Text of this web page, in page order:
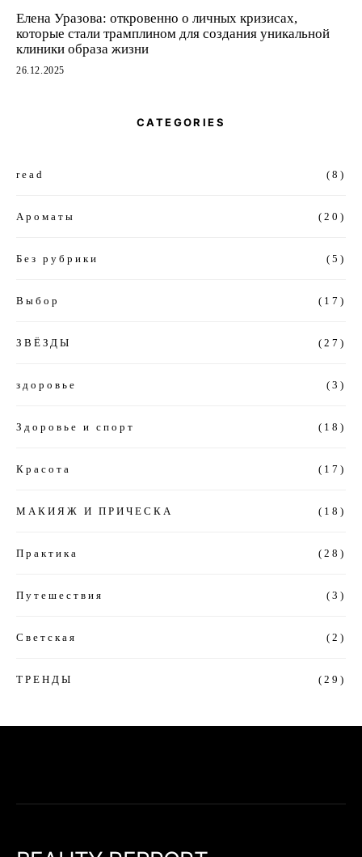
Елена Уразова: откровенно о личных кризисах,
которые стали трамплином для создания уникальной
клиники образа жизни
26.12.2025
CATEGORIES
read (8)
Ароматы (20)
Без рубрики (5)
Выбор (17)
ЗВЁЗДЫ (27)
здоровье (3)
Здоровье и спорт (18)
Красота (17)
МАКИЯЖ И ПРИЧЕСКА (18)
Практика (28)
Путешествия (3)
Светская (2)
ТРЕНДЫ (29)